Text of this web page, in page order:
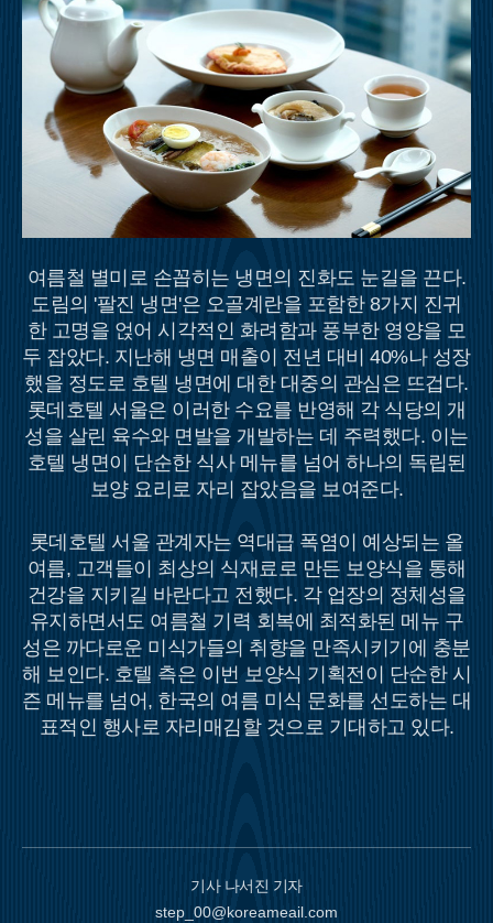
여름철 별미로 손꼽히는 냉면의 진화도 눈길을 끈다.
도림의 '팔진 냉면'은 오골계란을 포함한 8가지 진귀
한 고명을 얹어 시각적인 화려함과 풍부한 영양을 모
두 잡았다. 지난해 냉면 매출이 전년 대비 40%나 성장
했을 정도로 호텔 냉면에 대한 대중의 관심은 뜨겁다.
롯데호텔 서울은 이러한 수요를 반영해 각 식당의 개
성을 살린 육수와 면발을 개발하는 데 주력했다. 이는
호텔 냉면이 단순한 식사 메뉴를 넘어 하나의 독립된
보양 요리로 자리 잡았음을 보여준다.
롯데호텔 서울 관계자는 역대급 폭염이 예상되는 올
여름, 고객들이 최상의 식재료로 만든 보양식을 통해
건강을 지키길 바란다고 전했다. 각 업장의 정체성을
유지하면서도 여름철 기력 회복에 최적화된 메뉴 구
성은 까다로운 미식가들의 취향을 만족시키기에 충분
해 보인다. 호텔 측은 이번 보양식 기획전이 단순한 시
즌 메뉴를 넘어, 한국의 여름 미식 문화를 선도하는 대
표적인 행사로 자리매김할 것으로 기대하고 있다.
기사 나서진 기자
step_00@koreameail.com